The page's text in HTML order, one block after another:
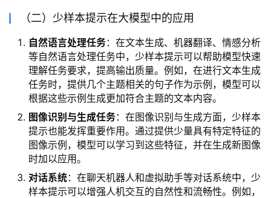
（二）少样本提示在大模型中的应用
自然语言处理任务：在文本生成、机器翻译、情感分析
等自然语言处理任务中，少样本提示可以帮助模型快速
理解任务要求，提高输出质量。例如，在进行文本生成
任务时，提供几个主题相关的句子作为示例，模型可以
根据这些示例生成更加符合主题的文本内容。
图像识别与生成任务：在图像识别与生成方面，少样本
提示也能发挥重要作用。通过提供少量具有特定特征的
图像示例，模型可以学习到这些特征，并在生成新图像
时加以应用。
对话系统：在聊天机器人和虚拟助手等对话系统中，少
样本提示可以增强人机交互的自然性和流畅性。例如，